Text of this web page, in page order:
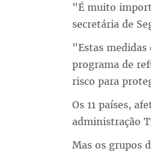
"É muito
secretária de
"Estas
programa de
risco para
Os 11 países,
administração
Mas os grupos